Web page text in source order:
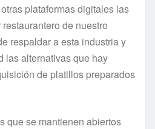
plataformas digitales las
de nuestro
respaldar a esta industria y
las alternativas que hay
de platillos preparados
que se mantienen abiertos